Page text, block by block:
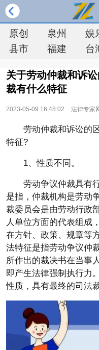
原创 泉州 娱
县市
福建 台
关于劳动仲裁和诉
裁有什么特征
2023-05-09 16:48:02 法律专家
劳动仲裁和诉讼的
特征?
1、性质不同。
劳动争议仲裁具有
是指，仲裁机构是劳动
裁委员会是由劳动行政
人单位方面的代表组成
在方针、政策、规章等
法特征是指劳动争议仲
所作出的裁决书在当事
即产生法律强制执行力
性质，具有最终的司法